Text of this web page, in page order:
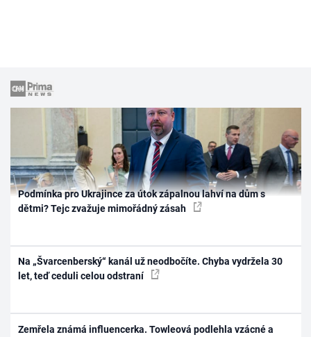
Podmínka pro Ukrajince za útok zápalnou lahví na dům s
dětmi? Tejc zvažuje mimořádný zásah
Na „Švarcenberský“ kanál už neodbočíte. Chyba vydržela 30
let, teď ceduli celou odstraní
Zemřela známá influencerka. Towleová podlehla vzácné a